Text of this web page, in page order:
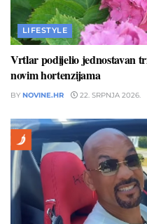
LIFESTYLE
Vrtlar podijelio jednostavan
novim hortenzijama
BY NOVINE.HR 22. SRPNJA 2026.